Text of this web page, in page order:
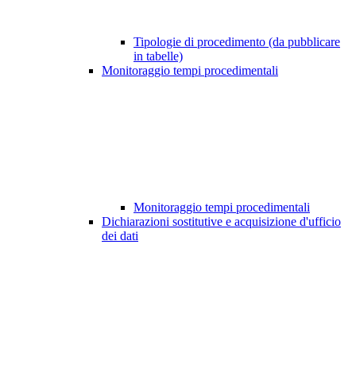
Tipologie di procedimento (da pubblicare
in tabelle)
Monitoraggio tempi procedimentali
Monitoraggio tempi procedimentali
Dichiarazioni sostitutive e acquisizione d'ufficio
dei dati